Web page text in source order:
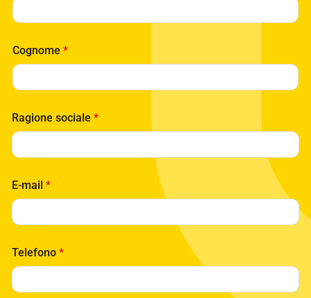
Cognome *
Ragione sociale *
P
r
v
c
y
E-mail *
Telefono *